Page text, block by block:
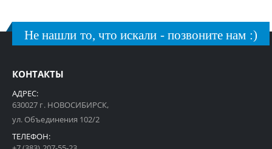
Не нашли то, что искали - позвоните нам :)
КОНТАКТЫ
АДРЕС:
630027 г. НОВОСИБИРСК,
ул. Объединения 102/2
ТЕЛЕФОН: